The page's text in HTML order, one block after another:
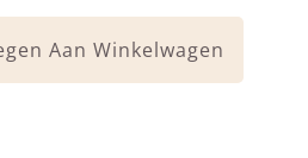
Aan Winkelwagen